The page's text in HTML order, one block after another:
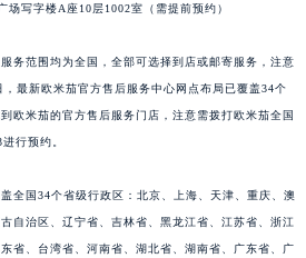
场写字楼A座10层1002室（需提前预约）
务范围均为全国，全部可选择到店或邮寄服务，注意
最新欧米茄官方售后服务中心网点布局已覆盖34个
欧米茄的官方售后服务门店，注意需拨打欧米茄全国
行预约。
全国34个省级行政区：北京、上海、天津、重庆、澳
自治区、辽宁省、吉林省、黑龙江省、江苏省、浙江
省、台湾省、河南省、湖北省、湖南省、广东省、广